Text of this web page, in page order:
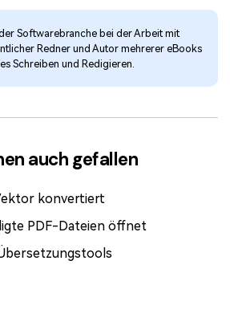
Softwarebranche bei der Arbeit mit
Redner und Autor mehrerer eBooks
Schreiben und Redigieren.
auch gefallen
konvertiert
PDF-Dateien öffnet